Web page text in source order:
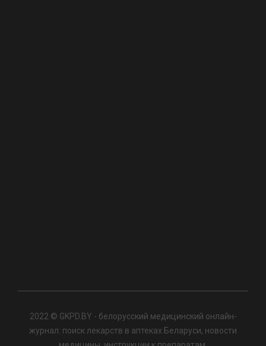
2022 © GKPD.BY - белорусский медицинский онлайн-
журнал: поиск лекарств в аптеках Беларуси, новости